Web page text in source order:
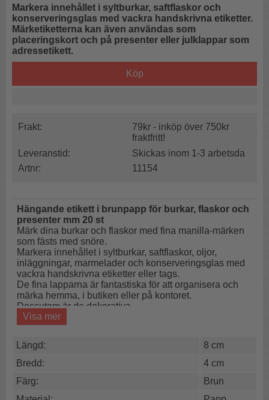
Markera innehållet i syltburkar, saftflaskor och
konserveringsglas med vackra handskrivna etiketter.
Märketiketterna kan även användas som
placeringskort och på presenter eller julklappar som
adressetikett.
Köp
Frakt:
79kr - inköp över 750kr
fraktfritt!
Leveranstid:
Skickas inom 1-3 arbetsda
Artnr:
11154
Hängande etikett i brunpapp för burkar, flaskor och
presenter mm 20 st
Märk dina burkar och flaskor med fina manilla-märken
som fästs med snöre.
Markera innehållet i syltburkar, saftflaskor,oljor,
inläggningar, marmelader och konserveringsglas med
vackra handskrivna etiketter eller tags.
De fina lapparna är fantastiska för att organisera och
märka hemma, i butiken eller på kontoret.
Dessutom är de dekorativa.
Märketiketterna kan även användas på presenter och
De är dessutom superfina som placeringskort bundna
runt servetten eller glaset.
Visa mer
Längd:
8 cm
Bredd:
4 cm
Färg:
Brun